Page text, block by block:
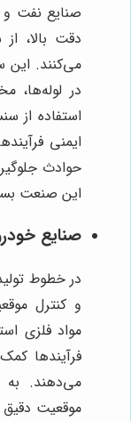
صنایع نفت
دقت بالا،
می‌کنند. این
در لوله‌ها،
استفاده از
ایمنی
حوادث
این صنعت
صنایع
در خطوط
و کنترل
مواد فلزی
فرآیندها
می‌دهند. به
موقعیت